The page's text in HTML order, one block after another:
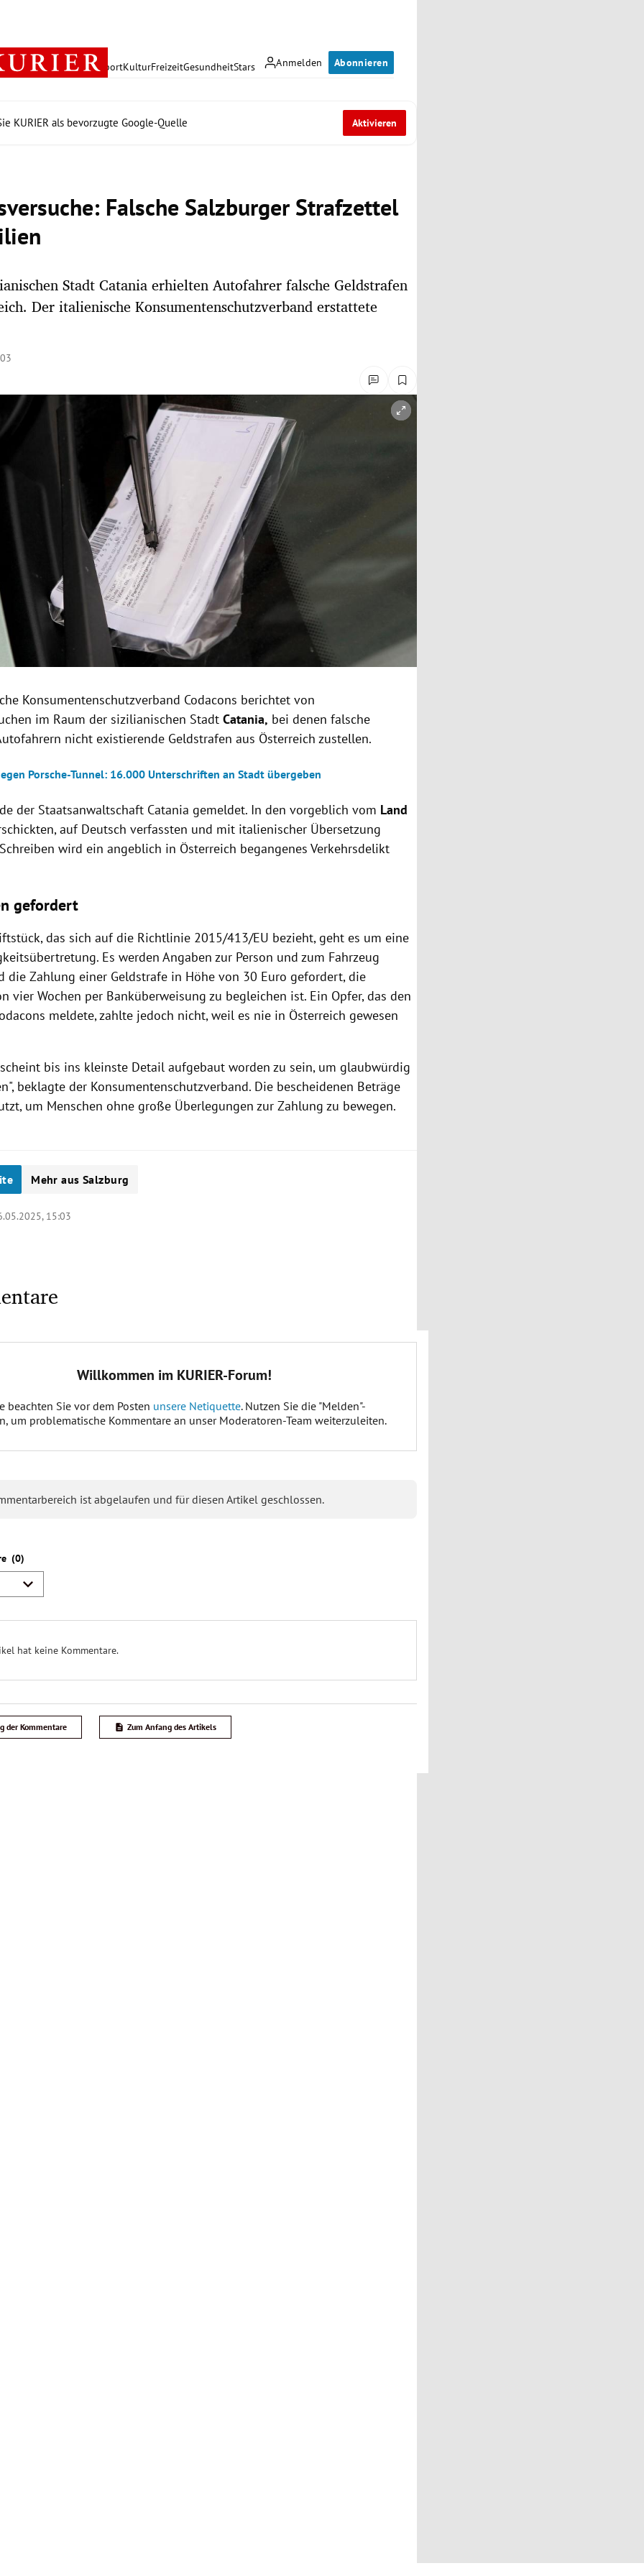
Anmelden Abonnieren
PolitikWirtschaft SportKulturFreizeitGesundheitStars
KURIER als bevorzugte Google-Quelle Aktivieren
Falsche Salzburger Strafzettel
Stadt Catania erhielten Autofahrer falsche Geldstrafen
Der italienische Konsumentenschutzverband erstattete
öffnen/schließen
Konsumentenschutzverband Codacons berichtet von
im Raum der sizilianischen StadtCatania, bei denen falsche
nicht existierende Geldstrafen aus Österreich zustellen.
Porsche-Tunnel: 16.000 Unterschriften an Stadt übergeben
der Staatsanwaltschaft Catania gemeldet. In den vorgeblich vom Land
auf Deutsch verfassten und mit italienischer Übersetzung
wird ein angeblich in Österreich begangenes Verkehrsdelikt
gefordert
das sich auf die Richtlinie 2015/413/EU bezieht, geht es um eine
Es werden Angaben zur Person und zum Fahrzeug
die Zahlung einer Geldstrafe in Höhe von 30 Euro gefordert, die
vier Wochen per Banküberweisung zu begleichen ist. Ein Opfer, das den
meldete, zahlte jedoch nicht, weil es nie in Österreich gewesen
bis ins kleinste Detail aufgebaut worden zu sein, um glaubwürdig
beklagte der Konsumentenschutzverband. Die bescheidenen Beträge
um Menschen ohne große Überlegungen zur Zahlung zu bewegen.
Mehr aus Salzburg
15:03